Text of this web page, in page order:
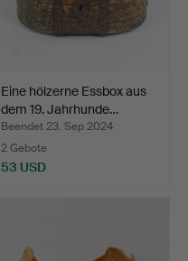
Eine hölzerne Essbox aus
dem 19. Jahrhunde…
Beendet 23. Sep 2024
2 Gebote
53 USD